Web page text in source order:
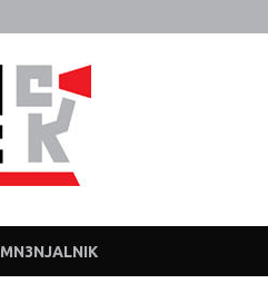
MN3NJALNIK